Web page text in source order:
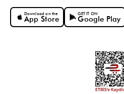
Download on the
App Store
GET IT ON
Google Play